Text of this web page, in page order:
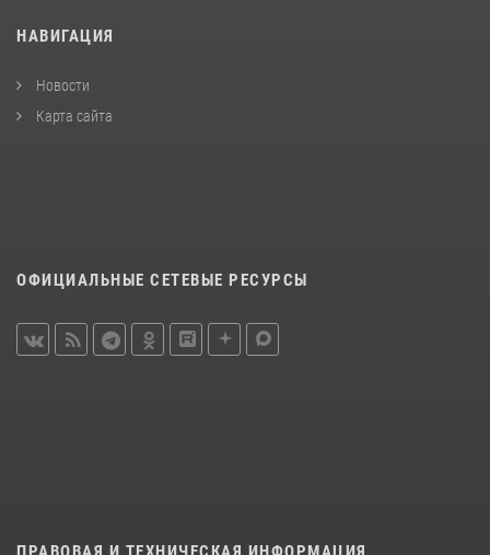
НАВИГАЦИЯ
Новости
Карта сайта
ОФИЦИАЛЬНЫЕ СЕТЕВЫЕ РЕСУРСЫ